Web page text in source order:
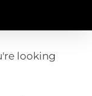
looking